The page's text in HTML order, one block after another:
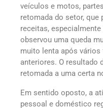
veículos e motos,
retomada do setor, que
receitas,
observou uma queda
muito lenta após
anteriores. O resultado
retomada a uma certa
Em sentido oposto, a
pessoal e doméstico